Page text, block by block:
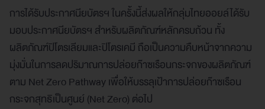
การได้รับประกาศนียบัตรฯ ในครั้งนี้ส่งผลให้กลุ่มไทยออยล์ได้รับ
มอบประกาศนียบัตรฯ สำหรับผลิตภัณฑ์หลักครบถ้วน ทั้ง
ผลิตภัณฑ์ปิโตรเลียมและปิโตรเคมี ถือเป็นความคืบหน้าจากความ
มุ่งมั่นในการลดปริมาณการปล่อยก๊าซเรือนกระจกของผลิตภัณฑ์
ตาม Net Zero Pathway เพื่อให้บรรลุเป้าการปล่อยก๊าซเรือน
กระจกสุทธิเป็นศูนย์ (Net Zero) ต่อไป